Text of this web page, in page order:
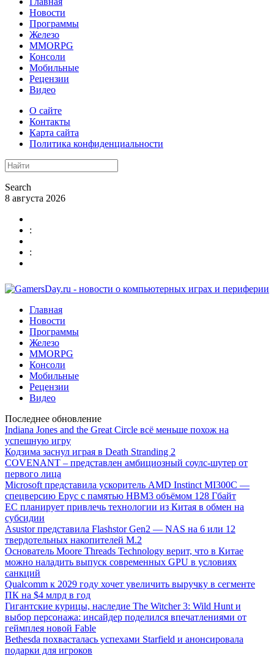
Новости
Программы
Железо
MMORPG
Консоли
Мобильные
Рецензии
Видео
О сайте
Контакты
Карта сайта
Политика конфиденциальности
Search
8 августа 2026
:
:
Главная
Новости
Программы
Железо
MMORPG
Консоли
Мобильные
Рецензии
Видео
Последнее обновление
Indiana Jones and the Great Circle всё меньше похож на
успешную игру
Кодзима заснул играя в Death Stranding 2
COVENANT – представлен амбициозный соулс-шутер от
первого лица
Microsoft представила ускоритель AMD Instinct MI300C —
спецверсию Epyc с памятью HBM3 объёмом 128 Гбайт
ЕС планирует привлечь технологии из Китая в обмен на
субсидии
Asustor представила Flashstor Gen2 — NAS на 6 или 12
твердотельных накопителей M.2
Основатель Moore Threads Technology верит, что в Китае
можно наладить выпуск современных GPU в условиях
санкций
Qualcomm к 2029 году хочет увеличить выручку в сегменте
ПК на $4 млрд в год
Гигантские курицы, наследие The Witcher 3: Wild Hunt и
выбор персонажа: инсайдер поделился впечатлениями от
геймплея новой Fable
Bethesda похвасталась успехами Starfield и анонсировала
подарки для игроков